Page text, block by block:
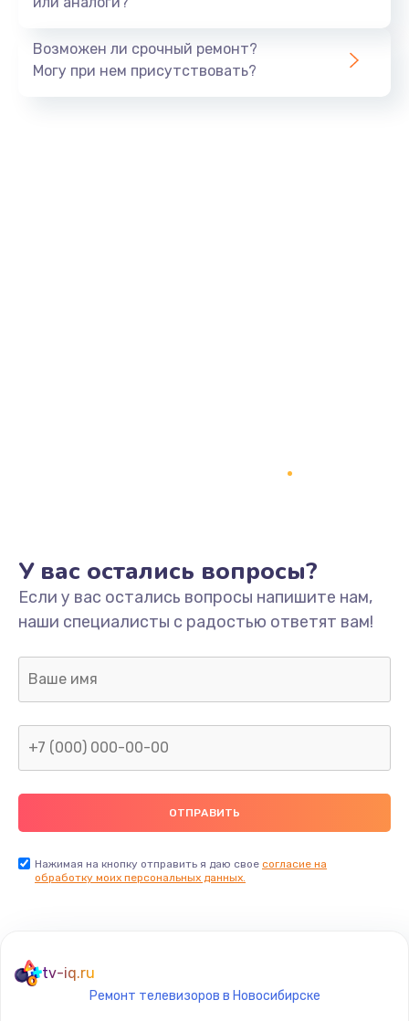
550 руб.
Не включается
1400 руб.
Заказать
800 руб.
400 руб.
Не реагирует на кнопки
Не сопряжается с устройством
Возможен ли срочный ремонт?
Могу при нем присутствовать?
У вас остались вопросы?
Если у вас остались вопросы напишите нам,
наши специалисты с радостью ответят вам!
Нажимая на кнопку отправить я даю свое согласие на
обработку моих персональных данных.
tv-iq.ru
Ремонт телевизоров в Новосибирске